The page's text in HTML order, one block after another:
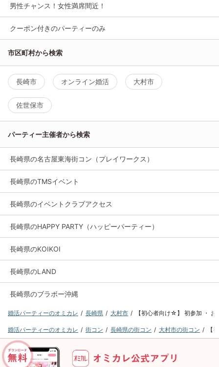
男性チャンス！女性満席間近！
クーポン付きのパーティーのみ
市区町村から検索
長崎市 オンライン婚活 大村市
佐世保市
パーティー主催者から検索
長崎県の名古屋東海街コン（プレイワークス）
長崎県のTMSイベント
長崎県のイベントクラブアクセス
長崎県のHAPPY PARTY（ハッピーパーティー）
長崎県のKOIKOI
長崎県のLAND
長崎県のブラボー沖縄
婚活パーティーのオミカレ 長崎県 大村市 【初心者向け☆】 初参加 ・
婚活パーティーのオミカレ 街コン 長崎県の街コン 大村市の街コン 【